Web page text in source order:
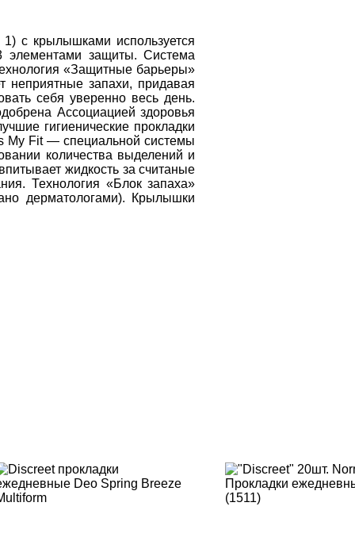
с крылышками используется
элементами защиты. Система
«Защитные барьеры»
неприятные запахи, придавая
себя уверенно весь день.
Ассоциацией здоровья
гигиенические прокладки
My Fit — специальной системы
количества выделений и
жидкость за считаные
Технология «Блок запаха»
дерматологами). Крылышки